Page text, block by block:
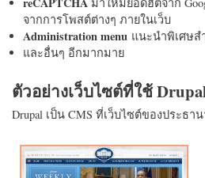
จากการโพสต์ต่างๆ ภายในเว็บ
Administration menu แนะนำพิเศษ
และอื่นๆ อีกมากมาย
ตัวอย่างเว็บไซต์ที่ใช้
Drupal เป็น CMS ที่เว็บไซต์ของประธา